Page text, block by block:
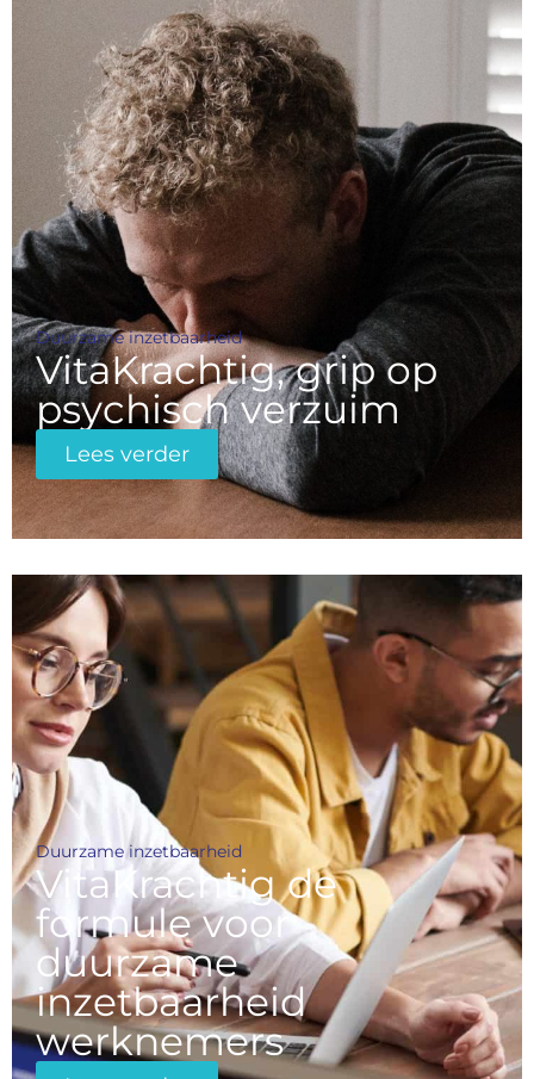
Duurzame inzetbaarheid
VitaKrachtig, grip op
psychisch verzuim
Lees verder
Duurzame inzetbaarheid
VitaKrachtig de
formule voor
duurzame
inzetbaarheid
werknemers